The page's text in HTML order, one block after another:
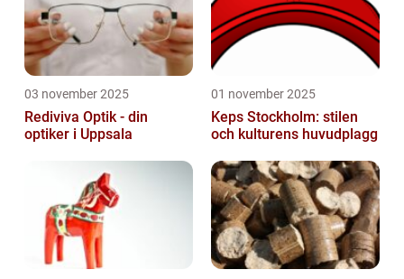
03 november 2025
Rediviva Optik - din
optiker i Uppsala
01 november 2025
Keps Stockholm: stilen
och kulturens huvudplagg